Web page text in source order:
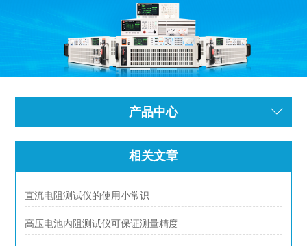
产品中心
相关文章
直流电阻测试仪的使用小常识
高压电池内阻测试仪可保证测量精度